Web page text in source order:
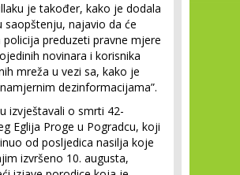
je također, kako je dodala
saopštenju, najavio da će
policija preduzeti pravne mjere
novinara i korisnika
mreža u vezi sa, kako je
dezinformacijama”.
izvještavali o smrti 42-
Eglija Proge u Pogradcu, koji
od posljedica nasilja koje
izvršeno 10. augusta,